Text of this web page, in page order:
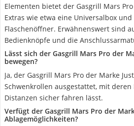
Elementen bietet der Gasgrill Mars
Extras wie etwa eine Universalbox
Flaschenöffner. Erwähnenswert sind
Bedienknöpfe und die
Lässt sich der Gasgrill Mars Pro der
bewegen?
Ja, der Gasgrill Mars Pro der Marke
Schwenkrollen ausgestattet, mit
Distanzen sicher fahren lässt.
Verfügt der Gasgrill Mars Pro der
Ablagemöglichkeiten?